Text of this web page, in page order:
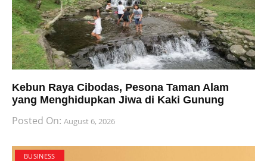
Kebun Raya Cibodas, Pesona Taman Alam
yang Menghidupkan Jiwa di Kaki Gunung
Posted On: August 6, 2026
BUSINESS